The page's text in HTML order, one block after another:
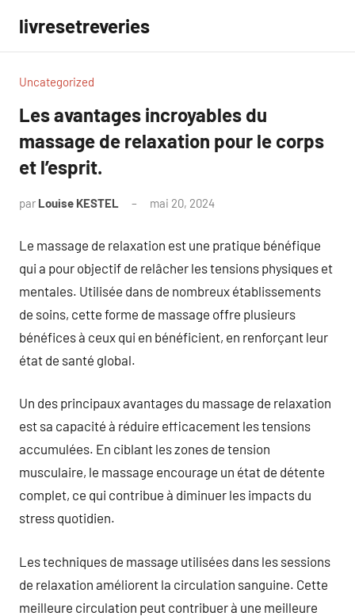
contenu
livresetreveries
Uncategorized
Les avantages incroyables du
massage de relaxation pour le corps
et l’esprit.
par Louise KESTEL mai 20, 2024
Le massage de relaxation est une pratique bénéfique
qui a pour objectif de relâcher les tensions physiques et
mentales. Utilisée dans de nombreux établissements
de soins, cette forme de massage offre plusieurs
bénéfices à ceux qui en bénéficient, en renforçant leur
état de santé global.
Un des principaux avantages du massage de relaxation
est sa capacité à réduire efficacement les tensions
accumulées. En ciblant les zones de tension
musculaire, le massage encourage un état de détente
complet, ce qui contribue à diminuer les impacts du
stress quotidien.
Les techniques de massage utilisées dans les sessions
de relaxation améliorent la circulation sanguine. Cette
meilleure circulation peut contribuer à une meilleure